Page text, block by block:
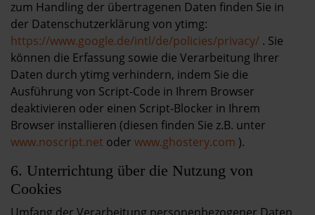
zum Handling der übertragenen Daten finden Sie in
der Datenschutzerklärung von ytimg:
https://www.google.de/intl/de/policies/privacy/ . Sie
können die Erfassung sowie die Verarbeitung Ihrer
Daten durch ytimg verhindern, indem Sie die
Ausführung von Script-Code in Ihrem Browser
deaktivieren oder einen Script-Blocker in Ihrem
Browser installieren (diesen finden Sie z.B. unter
www.noscript.net oder www.ghostery.com ).
6. Unterrichtung über die Nutzung von
Cookies